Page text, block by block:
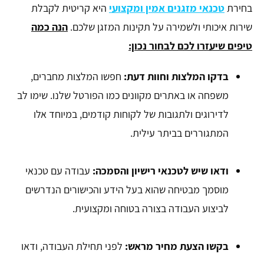
בחירת טכנאי מזגנים אמין ומקצועי היא קריטית לקבלת
שירות איכותי ולשמירה על תקינות המזגן שלכם. הנה כמה
טיפים שיעזרו לכם לבחור נכון:
בדקו המלצות וחוות דעת: חפשו המלצות מחברים,
משפחה או באתרים מקוונים כמו הפורטל שלנו. שימו לב
לדירוגים ולתגובות של לקוחות קודמים, במיוחד אלו
המתגוררים בביתר עילית.
ודאו שיש לטכנאי רישיון והסמכה: עבודה עם טכנאי
מוסמך מבטיחה שהוא בעל הידע והכישורים הנדרשים
לביצוע העבודה בצורה בטוחה ומקצועית.
בקשו הצעת מחיר מראש: לפני תחילת העבודה, ודאו